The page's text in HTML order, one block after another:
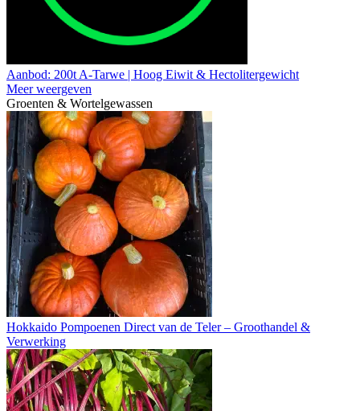
Aanbod: 200t A-Tarwe | Hoog Eiwit & Hectolitergewicht
Meer weergeven
Groenten & Wortelgewassen
Hokkaido Pompoenen Direct van de Teler – Groothandel &
Verwerking